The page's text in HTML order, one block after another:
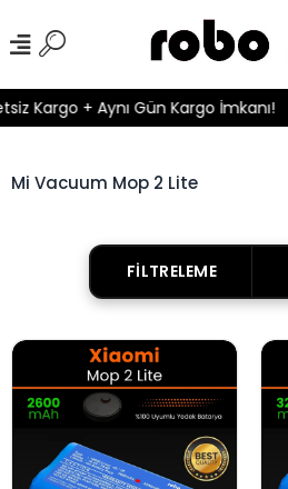
Kargo + Aynı Gün Kargo İmkanı!
Mi Vacuum Mop 2 Lite
FILTRELEME